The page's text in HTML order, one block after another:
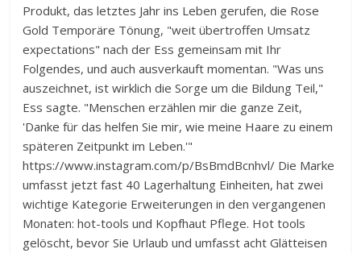
Produkt, das letztes Jahr ins Leben gerufen, die Rose
Gold Temporäre Tönung, "weit übertroffen Umsatz
expectations" nach der Ess gemeinsam mit Ihr
Folgendes, und auch ausverkauft momentan. "Was uns
auszeichnet, ist wirklich die Sorge um die Bildung Teil,"
Ess sagte. "Menschen erzählen mir die ganze Zeit,
'Danke für das helfen Sie mir, wie meine Haare zu einem
späteren Zeitpunkt im Leben.'"
https://www.instagram.com/p/BsBmdBcnhvl/ Die Marke
umfasst jetzt fast 40 Lagerhaltung Einheiten, hat zwei
wichtige Kategorie Erweiterungen in den vergangenen
Monaten: hot-tools und Kopfhaut Pflege. Hot tools
gelöscht, bevor Sie Urlaub und umfasst acht Glätteisen